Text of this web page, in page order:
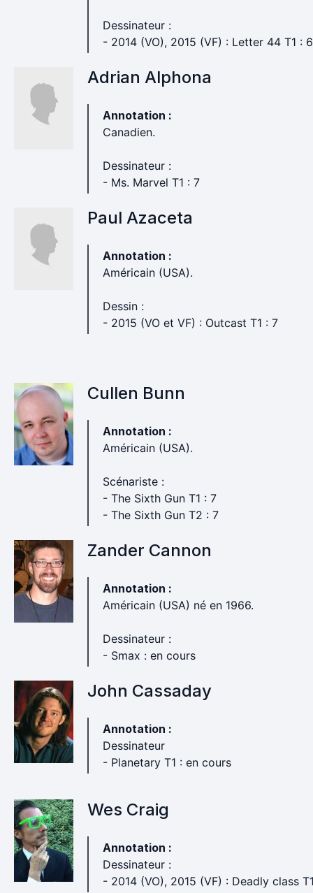
Dessinateur :
- 2014 (VO), 2015 (VF) : Letter 44 T1 : 6
Adrian Alphona
Annotation :
Canadien.
Dessinateur :
- Ms. Marvel T1 : 7
Paul Azaceta
Annotation :
Américain (USA).
Dessin :
- 2015 (VO et VF) : Outcast T1 : 7
Cullen Bunn
Annotation :
Américain (USA).
Scénariste :
- The Sixth Gun T1 : 7
- The Sixth Gun T2 : 7
Zander Cannon
Annotation :
Américain (USA) né en 1966.
Dessinateur :
- Smax : en cours
John Cassaday
Annotation :
Dessinateur
- Planetary T1 : en cours
Wes Craig
Annotation :
Dessinateur :
- 2014 (VO), 2015 (VF) : Deadly class